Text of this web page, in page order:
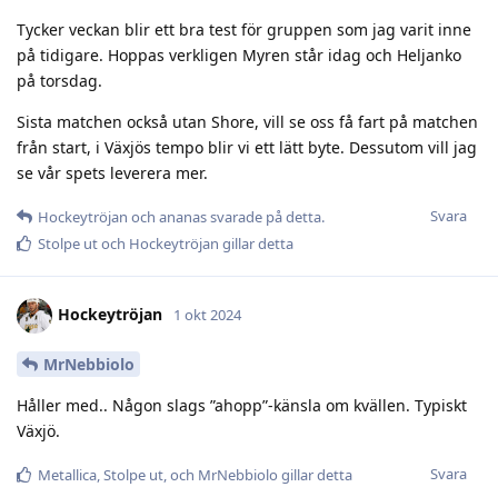
Tycker veckan blir ett bra test för gruppen som jag varit inne
på tidigare. Hoppas verkligen Myren står idag och Heljanko
på torsdag.
Sista matchen också utan Shore, vill se oss få fart på matchen
från start, i Växjös tempo blir vi ett lätt byte. Dessutom vill jag
se vår spets leverera mer.
Svara
Hockeytröjan och ananassvarade på detta.
Stolpe utoch Hockeytröjan gillar detta
Hockeytröjan 1 okt 2024
MrNebbiolo
Håller med.. Någon slags ”ahopp”-känsla om kvällen. Typiskt
Växjö.
Svara
Metallica,Stolpe ut, och MrNebbiolo gillar detta